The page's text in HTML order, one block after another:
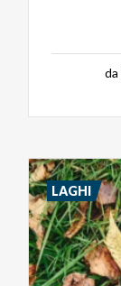
da
LAGHI